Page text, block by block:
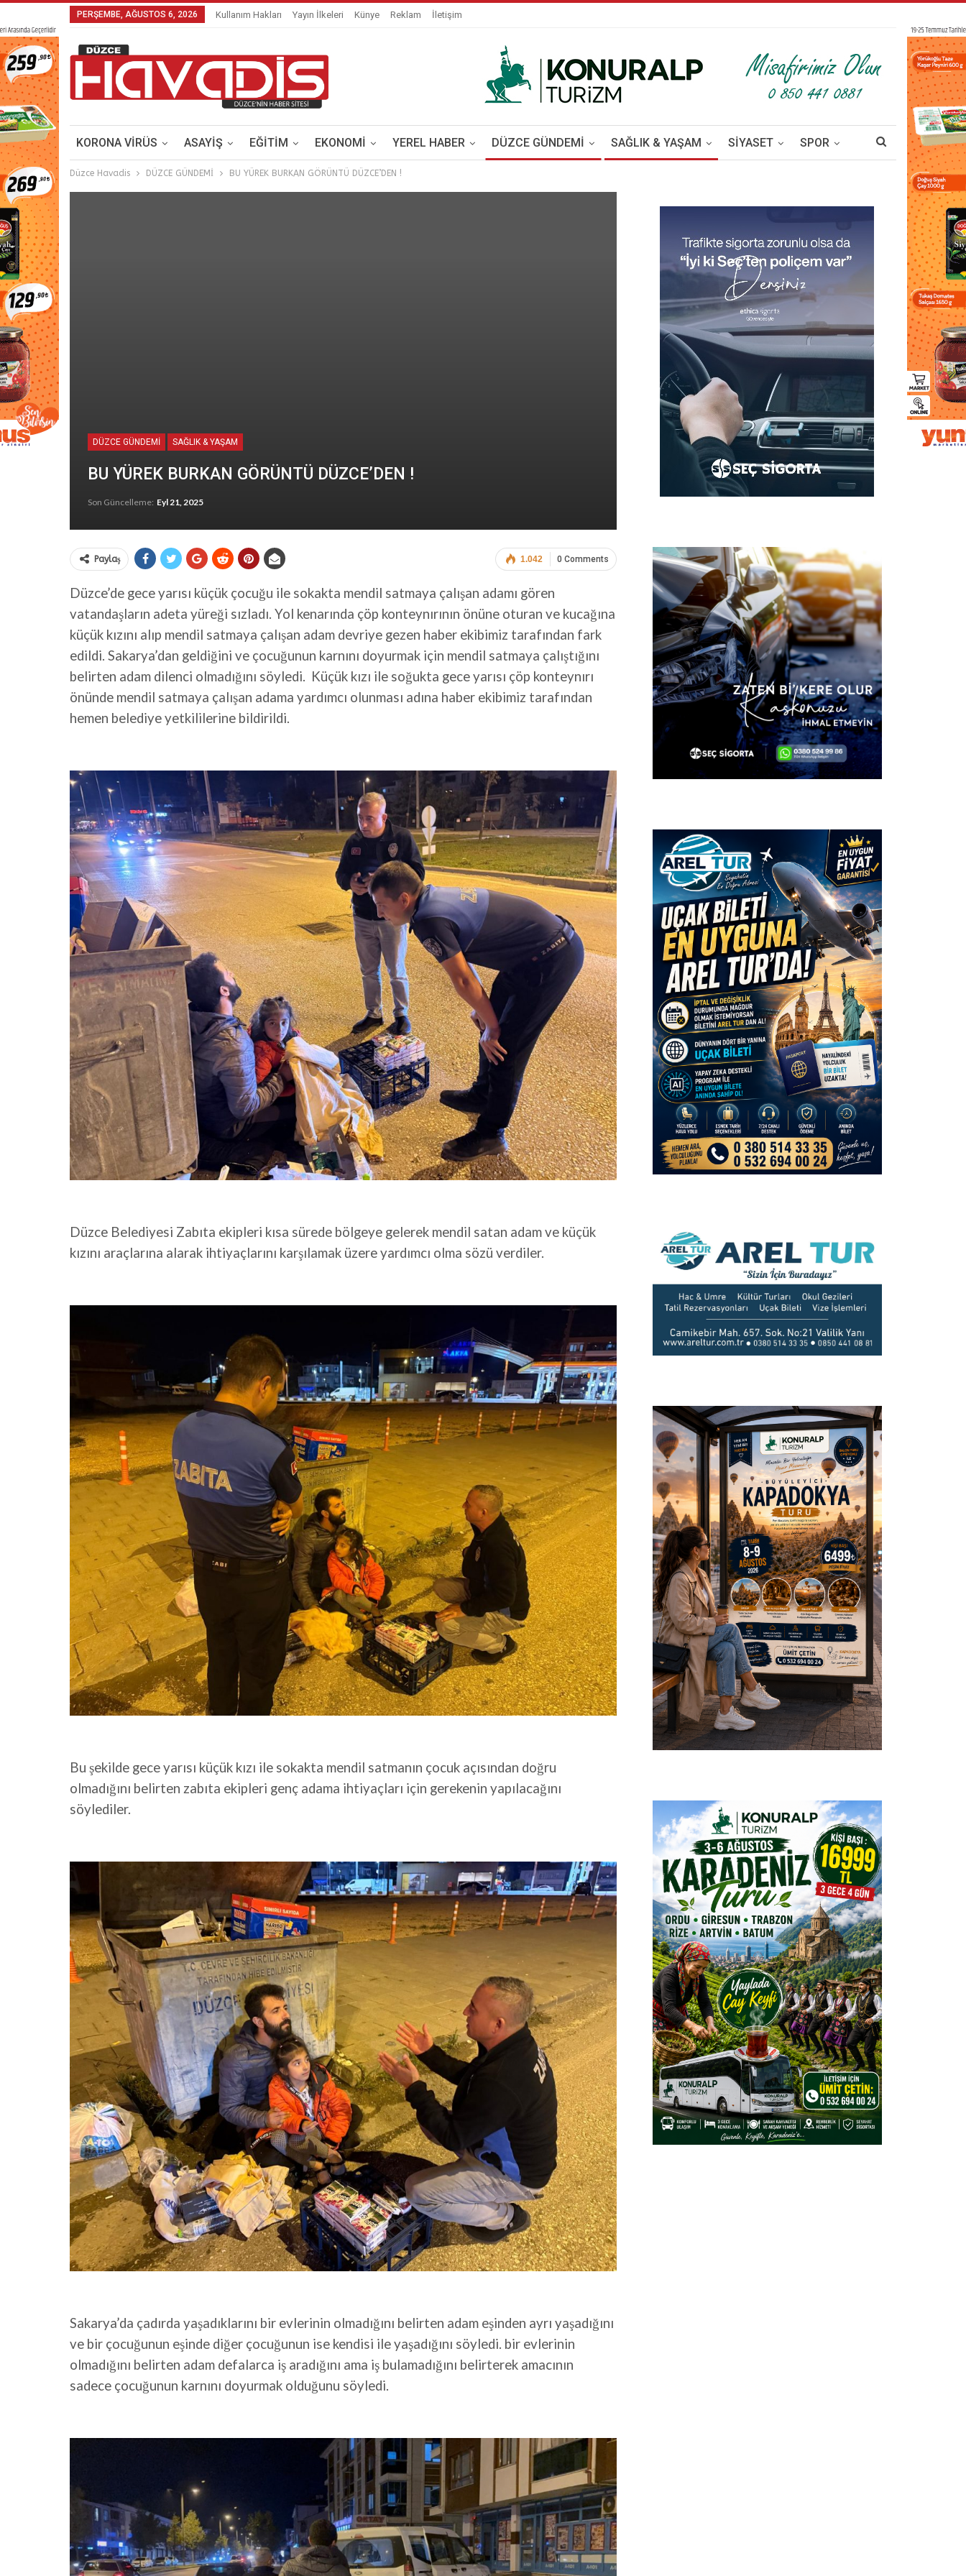
PERŞEMBE, AĞUSTOS 6, 2026 Kullanım Hakları Yayın İlkeleri Künye Reklam İletişim
KORONA VİRÜS ASAYİŞ EĞİTİM EKONOMİ YEREL HABER DÜZCE GÜNDEMİ SAĞLIK & YAŞAM SİYASET SPOR
Düzce Havadis DÜZCE GÜNDEMİ BU YÜREK BURKAN GÖRÜNTÜ DÜZCE’DEN !
DÜZCE GÜNDEMİ SAĞLIK & YAŞAM
BU YÜREK BURKAN GÖRÜNTÜ DÜZCE’DEN !
Son Güncelleme: Eyl 21, 2025
0 Comments
1.042
Paylaş
Düzce’de gece yarısı küçük çocuğu ile sokakta mendil satmaya çalışan adamı gören
vatandaşların adeta yüreği sızladı. Yol kenarında çöp konteynırının önüne oturan ve kucağına
küçük kızını alıp mendil satmaya çalışan adam devriye gezen haber ekibimiz tarafından fark
edildi. Sakarya’dan geldiğini ve çocuğunun karnını doyurmak için mendil satmaya çalıştığını
belirten adam dilenci olmadığını söyledi. Küçük kızı ile soğukta gece yarısı çöp konteynırı
önünde mendil satmaya çalışan adama yardımcı olunması adına haber ekibimiz tarafından
hemen belediye yetkililerine bildirildi.
Düzce Belediyesi Zabıta ekipleri kısa sürede bölgeye gelerek mendil satan adam ve küçük
kızını araçlarına alarak ihtiyaçlarını karşılamak üzere yardımcı olma sözü verdiler.
Bu şekilde gece yarısı küçük kızı ile sokakta mendil satmanın çocuk açısından doğru
olmadığını belirten zabıta ekipleri genç adama ihtiyaçları için gerekenin yapılacağını
söylediler.
Sakarya’da çadırda yaşadıklarını bir evlerinin olmadığını belirten adam eşinden ayrı yaşadığını
ve bir çocuğunun eşinde diğer çocuğunun ise kendisi ile yaşadığını söyledi. bir evlerinin
olmadığını belirten adam defalarca iş aradığını ama iş bulamadığını belirterek amacının
sadece çocuğunun karnını doyurmak olduğunu söyledi.